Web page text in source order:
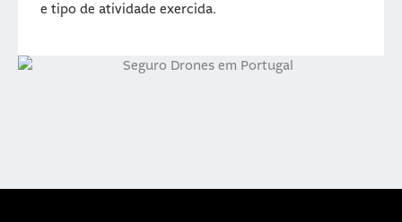
e tipo de atividade exercida.